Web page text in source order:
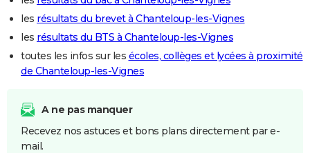
les résultats du brevet à Chanteloup-les-Vignes
les résultats du BTS à Chanteloup-les-Vignes
toutes les infos sur les écoles, collèges et lycées à proximité
de Chanteloup-les-Vignes
A ne pas manquer
Recevez nos astuces et bons plans directement par e-
mail.